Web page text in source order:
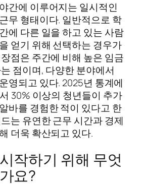
간에 이루어지는 일시적인
무 형태이다. 일반적으로 학
에 다른 일을 하고 있는 사람
얻기 위해 선택하는 경우가
점은 주간에 비해 높은 임금
점이며, 다양한 분야에서
영되고 있다. 2025년 통계에
30% 이상의 청년들이 추가
바를 경험한 적이 있다고 한
는 유연한 근무 시간과 경제
더욱 확산되고 있다.
작하기 위해 무엇
요?